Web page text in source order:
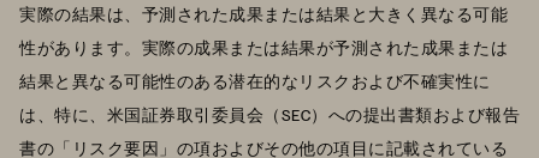
実際の結果は、予測された成果または結果と大きく異なる可能
性があります。実際の成果または結果が予測された成果または
結果と異なる可能性のある潜在的なリスクおよび不確実性に
は、特に、米国証券取引委員会（SEC）への提出書類および報告
書の「リスク要因」の項およびその他の項目に記載されている